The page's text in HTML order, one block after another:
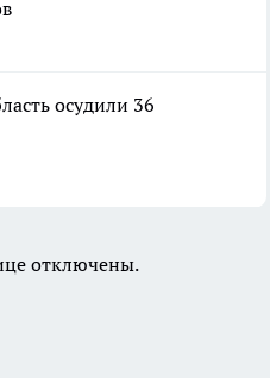
осудили 36
отключены.